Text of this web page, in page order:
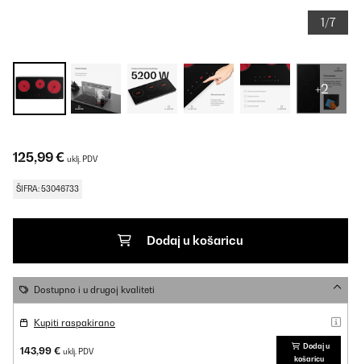
1/7
+2
125,99 € uklj. PDV
ŠIFRA: 53046733
Dodaj u košaricu
Dostupno i u drugoj kvaliteti
Kupiti raspakirano
143,99 € uklj. PDV
Dodaj u
košaricu